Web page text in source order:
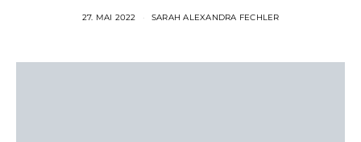
27. MAI 2022 SARAH ALEXANDRA FECHLER